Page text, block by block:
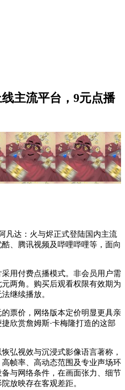
主流平台，9元点播
凡达：火与烬正式登陆国内主流
、腾讯视频及哔哩哔哩等，面向
用付费点播模式。非会员用户需
两角。购买后观看权限有效期为
继续播放。
票价，网络版本定价明显更具亲
欣赏詹姆斯·卡梅隆打造的这部
弘视效与沉浸式影像语言著称，
帧率、高动态范围及专业声场环
与网络条件，在画面张力、细节
放映存在客观差距。